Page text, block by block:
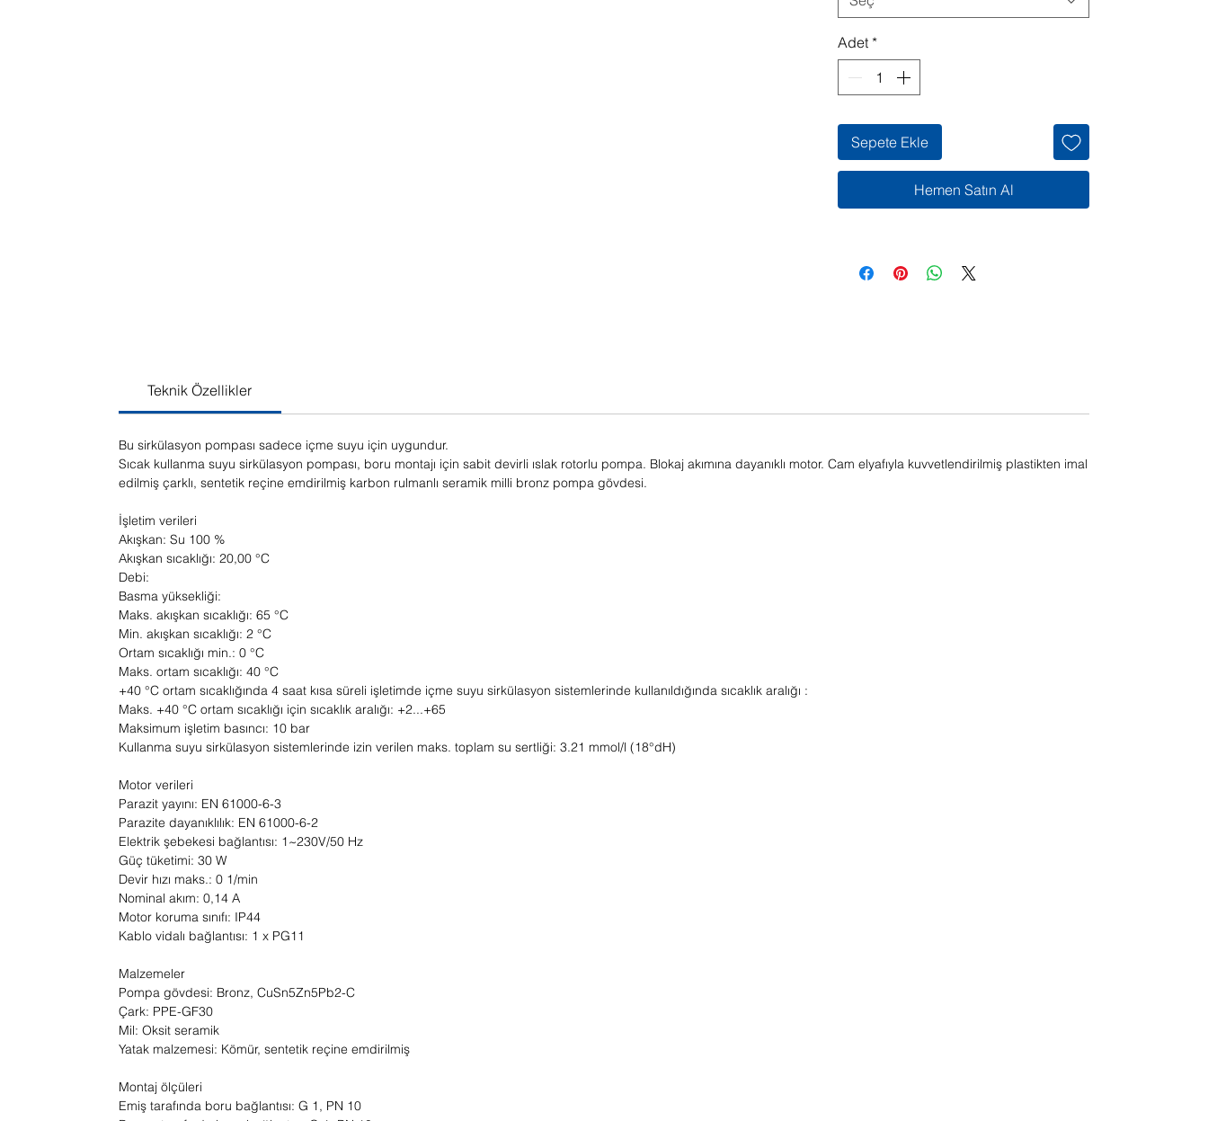
Adet *
Sepete Ekle
Hemen Satın Al
Teknik Özellikler
Bu sirkülasyon pompası sadece içme suyu için uygundur.
Sıcak kullanma suyu sirkülasyon pompası, boru montajı için sabit devirli ıslak rotorlu pompa. Blokaj akımına dayanıklı motor. Cam elyafıyla kuvvetlendirilmiş plastikten imal
edilmiş çarklı, sentetik reçine emdirilmiş karbon rulmanlı seramik milli bronz pompa gövdesi.
İşletim verileri
Akışkan: Su 100 %
Akışkan sıcaklığı: 20,00 °C
Debi:
Basma yüksekliği:
Maks. akışkan sıcaklığı: 65 °C
Min. akışkan sıcaklığı: 2 °C
Ortam sıcaklığı min.: 0 °C
Maks. ortam sıcaklığı: 40 °C
+40 °C ortam sıcaklığında 4 saat kısa süreli işletimde içme suyu sirkülasyon sistemlerinde kullanıldığında sıcaklık aralığı :
Maks. +40 °C ortam sıcaklığı için sıcaklık aralığı: +2...+65
Maksimum işletim basıncı: 10 bar
Kullanma suyu sirkülasyon sistemlerinde izin verilen maks. toplam su sertliği: 3.21 mmol/l (18°dH)
Motor verileri
Parazit yayını: EN 61000-6-3
Parazite dayanıklılık: EN 61000-6-2
Elektrik şebekesi bağlantısı: 1~230V/50 Hz
Güç tüketimi: 30 W
Devir hızı maks.: 0 1/min
Nominal akım: 0,14 A
Motor koruma sınıfı: IP44
Kablo vidalı bağlantısı: 1 x PG11
Malzemeler
Pompa gövdesi: Bronz, CuSn5Zn5Pb2-C
Çark: PPE-GF30
Mil: Oksit seramik
Yatak malzemesi: Kömür, sentetik reçine emdirilmiş
Montaj ölçüleri
Emiş tarafında boru bağlantısı: G 1, PN 10